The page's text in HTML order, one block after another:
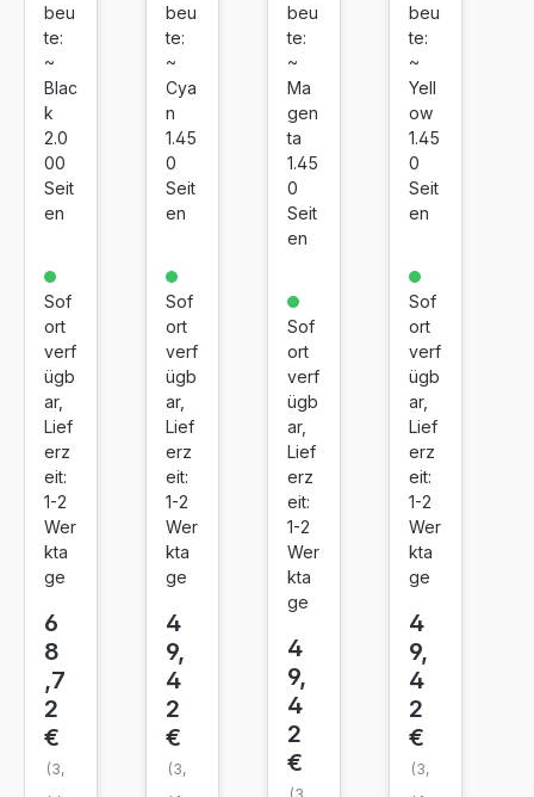
Tin
ten
pat
ron
e
HP
95
3X
Bla
ck
beu
te:
~
Blac
k
2.0
00
Seit
en
Sof
ort
verf
ügb
ar,
Lief
erz
eit:
1-2
Wer
kta
ge
6
8
,7
2
€
(3,
Tin
ten
pat
ron
e
HP
95
3X
Cy
an
beu
te:
~
Cya
n
1.45
0
Seit
en
Sof
ort
verf
ügb
ar,
Lief
erz
eit:
1-2
Wer
kta
ge
4
9,
4
2
€
(3,
Tin
ten
pat
ron
e
HP
95
3X
L
ge
nta
beu
te:
~
Ma
gen
ta
1.45
0
Seit
en
Sof
ort
verf
ügb
ar,
Lief
erz
eit:
1-2
Wer
kta
ge
4
9,
4
2
€
Tin
ten
pat
ron
e
HP
95
3X
Yell
ow
beu
te:
~
Yell
ow
1.45
0
Seit
en
Sof
ort
verf
ügb
ar,
Lief
erz
eit:
1-2
Wer
kta
ge
4
9,
4
2
€
(3,